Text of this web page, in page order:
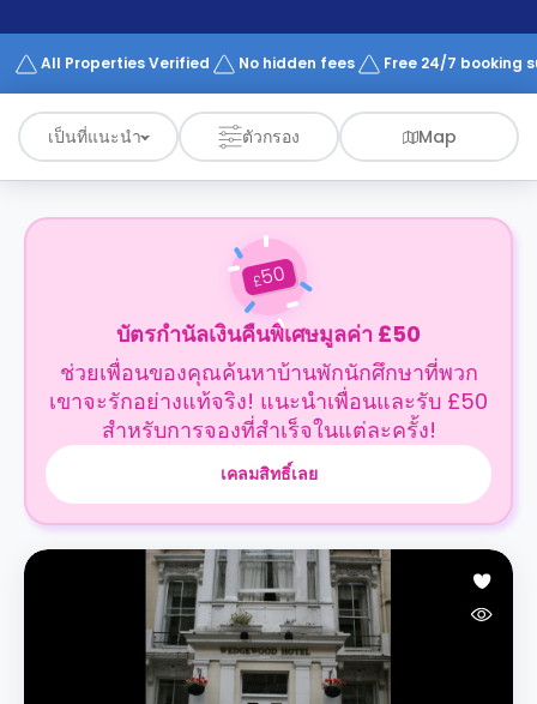
Works
All Properties Verified No hidden fees Free 24/7 booking
เป็นที่แนะนำ ตัวกรอง Map
£50
บัตรกำนัลเงินคืนพิเศษมูลค่า £50
ช่วยเพื่อนของคุณค้นหาบ้านพักนักศึกษาที่พวก
เขาจะรักอย่างแท้จริง! แนะนำเพื่อนและรับ £50
สำหรับการจองที่สำเร็จในแต่ละครั้ง!
เคลมสิทธิ์เลย